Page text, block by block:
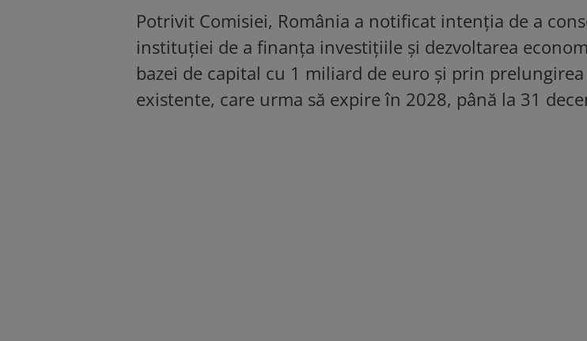
Potrivit Comisiei, România a notificat intenția de a
instituției de a finanța investițiile și dezvoltarea
bazei de capital cu 1 miliard de euro și prin
existente, care urma să expire în 2028, până la 31